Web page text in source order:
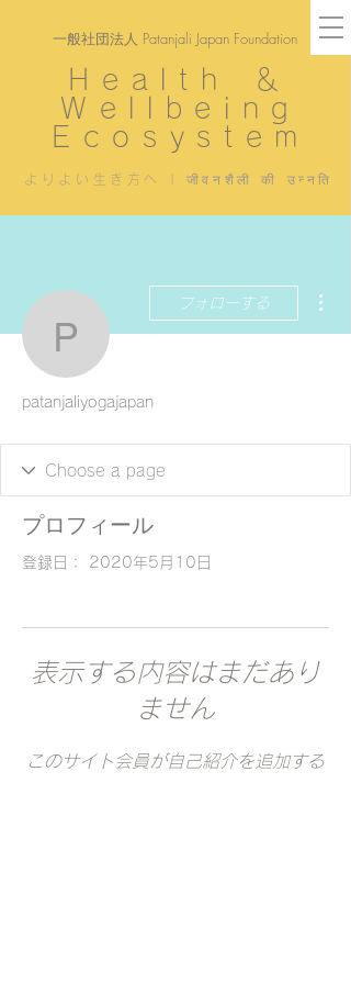
Health ＆
Wellbeing
Ecosystem
よりよい生き方へ | जीवनशैली की उन्नति
一般社団法人 Patanjali Japan Foundation
フォローする
patanjaliyogajapan
プロフィール
登録日： 2020年5月10日
表示する内容はまだあり
ません
このサイト会員が自己紹介を追加する